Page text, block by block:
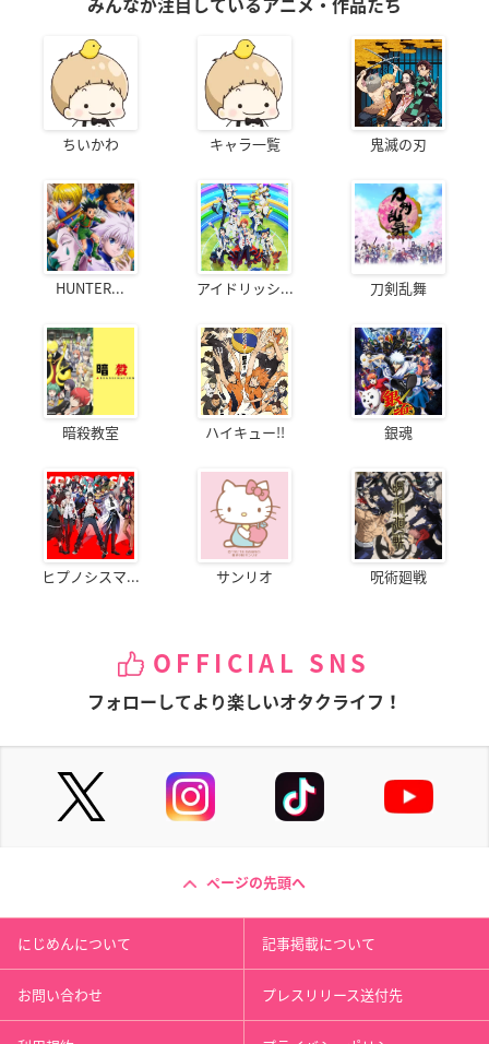
みんなが注目しているアニメ・作品たち
ちいかわ キャラ一覧 鬼滅の刃
HUNTER... アイドリッシ... 刀剣乱舞
暗殺教室 ハイキュー!! 銀魂
ヒプノシスマ... サンリオ 呪術廻戦
OFFICIAL SNS
フォローしてより楽しいオタクライフ！
ページの先頭へ
にじめんについて 記事掲載について
お問い合わせ プレスリリース送付先